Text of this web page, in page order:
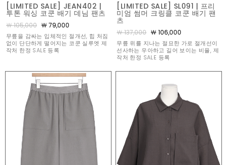
[LIMITED SALE] JEAN402 |
투톤 워싱 코쿤 배기 데님 팬츠
￦ 105,000 ￦ 79,000
무릎을 감싸는 입체적인 절개선, 힙 처짐
없이 단단하게 떨어지는 코쿤 실루엣 제
작처 한정 SALE 등록
[LIMITED SALE] SL091 | 프리
미엄 썸머 크링클 코쿤 배기 팬
츠
￦ 137,000 ￦ 106,000
무릎 위를 지나는 절묘한 가로 절개선이
선사하는 우아하고 길어 보이는 비율, 제
작처 한정 SALE 등록